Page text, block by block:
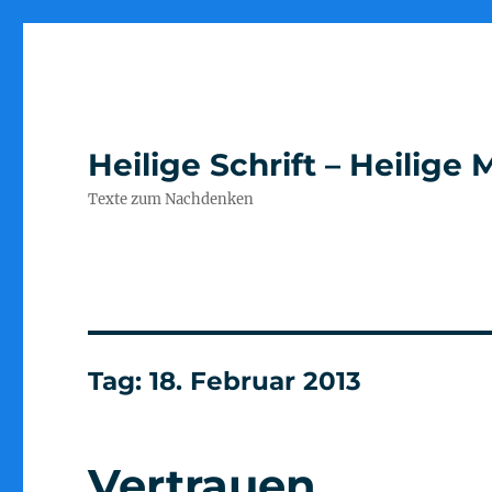
Heilige Schrift – Heilige
Texte zum Nachdenken
Tag:18. Februar 2013